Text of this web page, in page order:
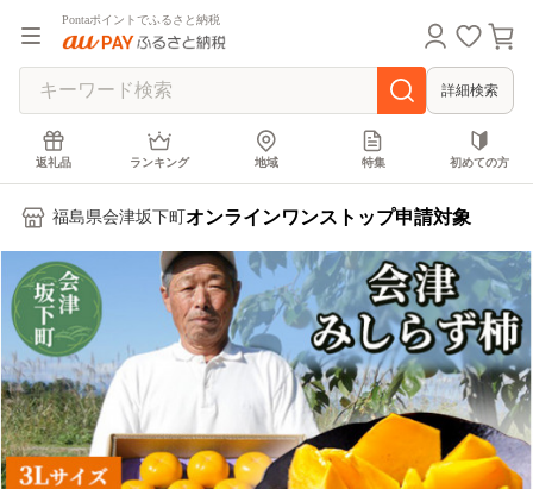
Pontaポイントでふるさと納税
詳細検索
返礼品 ランキング 地域 特集 初めての方
福島県会津坂下町 オンラインワンストップ申請対象